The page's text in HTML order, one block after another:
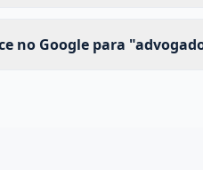
no Google para